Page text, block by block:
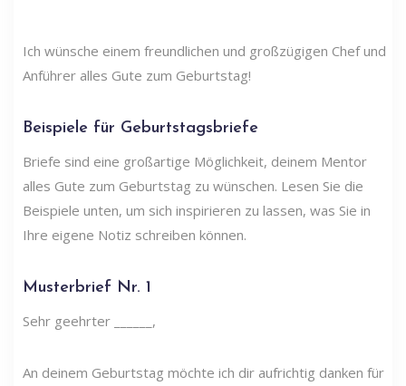
Ich wünsche einem freundlichen und großzügigen Chef und
Anführer alles Gute zum Geburtstag!
Beispiele für Geburtstagsbriefe
Briefe sind eine großartige Möglichkeit, deinem Mentor
alles Gute zum Geburtstag zu wünschen. Lesen Sie die
Beispiele unten, um sich inspirieren zu lassen, was Sie in
Ihre eigene Notiz schreiben können.
Musterbrief Nr. 1
Sehr geehrter ______,
An deinem Geburtstag möchte ich dir aufrichtig danken für